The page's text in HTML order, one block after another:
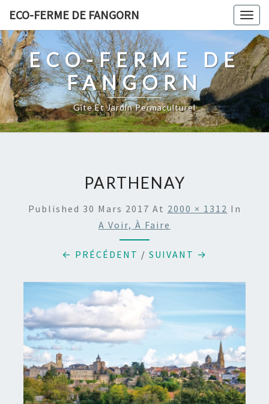
content
ECO-FERME DE FANGORN
ECO-FERME DE
FANGORN
Gîte Et Jardin Permaculturel
PARTHENAY
Published 30 Mars 2017 At 2000 × 1312 In
A Voir, À Faire
← PRÉCÉDENT / SUIVANT →